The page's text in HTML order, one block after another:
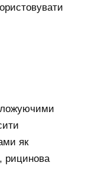
як
рицинова